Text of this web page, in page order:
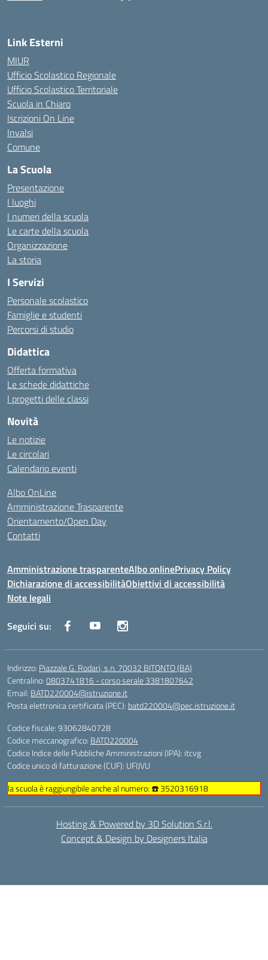
Link Esterni
MIUR
Ufficio Scolastico Regionale
Ufficio Scolastico Territoriale
Scuola in Chiaro
Iscrizioni On Line
Invalsi
Comune
La Scuola
Presentazione
I luoghi
I numeri della scuola
Le carte della scuola
Organizzazione
La storia
I Servizi
Personale scolastico
Famiglie e studenti
Percorsi di studio
Didattica
Offerta formativa
Le schede didattiche
I progetti delle classi
Novità
Le notizie
Le circolari
Calendario eventi
Albo OnLine
Amministrazione Trasparente
Orientamento/Open Day
Contatti
Amministrazione trasparenteAlbo onlinePrivacy Policy
Dichiarazione di accessibilitàObiettivi di accessibilità
Note legali
Seguici su:
Indirizzo: Piazzale G. Rodari, s.n. 70032 BITONTO (BA)
Centralino:0803741816 - corso serale 3381807642
Email: BATD220004@istruzione.it
Posta elettronica certificata (PEC): batd220004@pec.istruzione.it
Codice fiscale: 93062840728
Codice meccanografico: BATD220004
Codice Indice delle Pubbliche Amministrazioni (IPA): itcvg
Codice unico di fatturazione (CUF): UFIJVU
la scuola è raggiungibile anche al numero: ☎️ 3520316918
Hosting & Powered by 3D Solution S.r.l.
Concept & Design by Designers Italia